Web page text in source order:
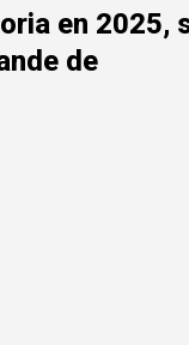
en 2025,
de